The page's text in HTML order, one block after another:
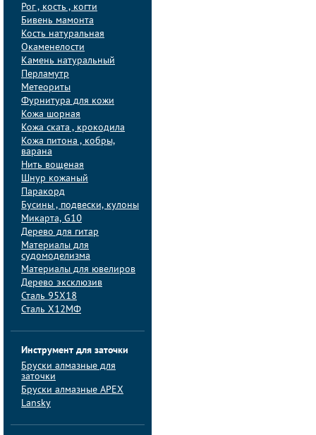
Рог , кость , когти
Бивень мамонта
Кость натуральная
Окаменелости
Камень натуральный
Перламутр
Метеориты
Фурнитура для кожи
Кожа шорная
Кожа ската , крокодила
Кожа питона , кобры,
варана
Нить вощеная
Шнур кожаный
Паракорд
Бусины , подвески, кулоны
Микарта, G10
Дерево для гитар
Материалы для
судомоделизма
Материалы для ювелиров
Дерево эксклюзив
Сталь 95Х18
Сталь Х12МФ
Инструмент для заточки
Бруски алмазные для
заточки
Бруски алмазные APEX
Lansky